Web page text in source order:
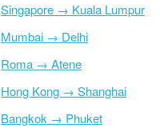
Singapore → Kuala Lumpur
Mumbai → Delhi
Roma → Atene
Hong Kong → Shanghai
Bangkok → Phuket